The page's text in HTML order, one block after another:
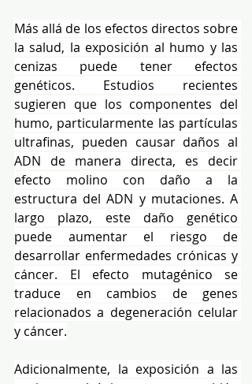
Más allá de los efectos directos sobre
la salud, la exposición al humo y las
cenizas puede tener efectos
genéticos. Estudios recientes
sugieren que los componentes del
humo, particularmente las partículas
ultrafinas, pueden causar daños al
ADN de manera directa, es decir
efecto molino con daño a la
estructura del ADN y mutaciones. A
largo plazo, este daño genético
puede aumentar el riesgo de
desarrollar enfermedades crónicas y
cáncer. El efecto mutagénico se
traduce en cambios de genes
relacionados a degeneración celular
y cáncer.
Adicionalmente, la exposición a las